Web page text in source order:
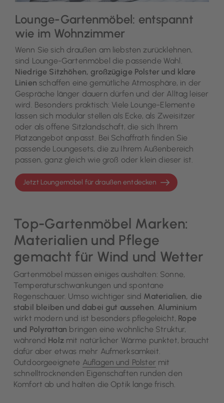
Lounge-Gartenmöbel: entspannt
wie im Wohnzimmer
Wenn Sie sich draußen am liebsten zurücklehnen,
sind Lounge-Gartenmöbel die passende Wahl.
Niedrige Sitzhöhen, großzügige Polster und klare
Linien schaffen eine gemütliche Atmosphäre, in der
Gespräche länger dauern dürfen und der Alltag leiser
wird. Besonders praktisch: Viele Lounge-Elemente
lassen sich modular stellen als Ecke, als Zweisitzer
oder als offene Sitzlandschaft, die sich Ihrem
Platzangebot anpasst. Bei Schaffrath finden Sie
passende Loungesets, die zu Ihrem Außenbereich
passen, ganz gleich wie groß oder klein dieser ist.
Jetzt Loungemöbel für draußen entdecken
Top-Gartenmöbel Marken:
Materialien und Pflege
gemacht für Wind und Wetter
Gartenmöbel müssen einiges aushalten: Sonne,
Temperaturschwankungen und spontane
Regenschauer. Umso wichtiger sind Materialien, die
stabil bleiben und dabei gut aussehen. Aluminium
wirkt modern und ist besonders pflegeleicht, Rope
und Polyrattan bringen eine wohnliche Struktur,
während Holzmit natürlicher Wärme punktet, braucht
dafür aber etwas mehr Aufmerksamkeit.
Outdoorgeeignete Auflagen und Polster mit
schnelltrocknenden Eigenschaften runden den
Komfort ab und halten die Optik lange frisch.